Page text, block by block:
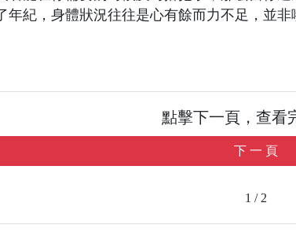
年紀，身體狀況往往是心有餘而力不足，並
點擊下一頁，查看
下 一 頁
1 / 2